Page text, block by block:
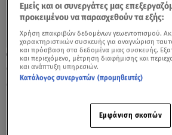
04.04.23, 17:01
Θλίψη για τη σύζυγο γνωστού
φωτογράφου - Πέθανε
Εμείς και οι συνεργάτες μας
προκειμένου να παρασχεθούν τα εξής:
Χρήση επακριβών δεδομένων γεωεντοπισμού.
χαρακτηριστικών συσκευής για αναγνώριση
και πρόσβαση στα δεδομένα μιας συσκευής.
και περιεχόμενο, μέτρηση διαφήμισης και
και ανάπτυξη υπηρεσιών.
Κατάλογος συνεργατών (προμηθευτές)
Εμφάνιση σκοπών